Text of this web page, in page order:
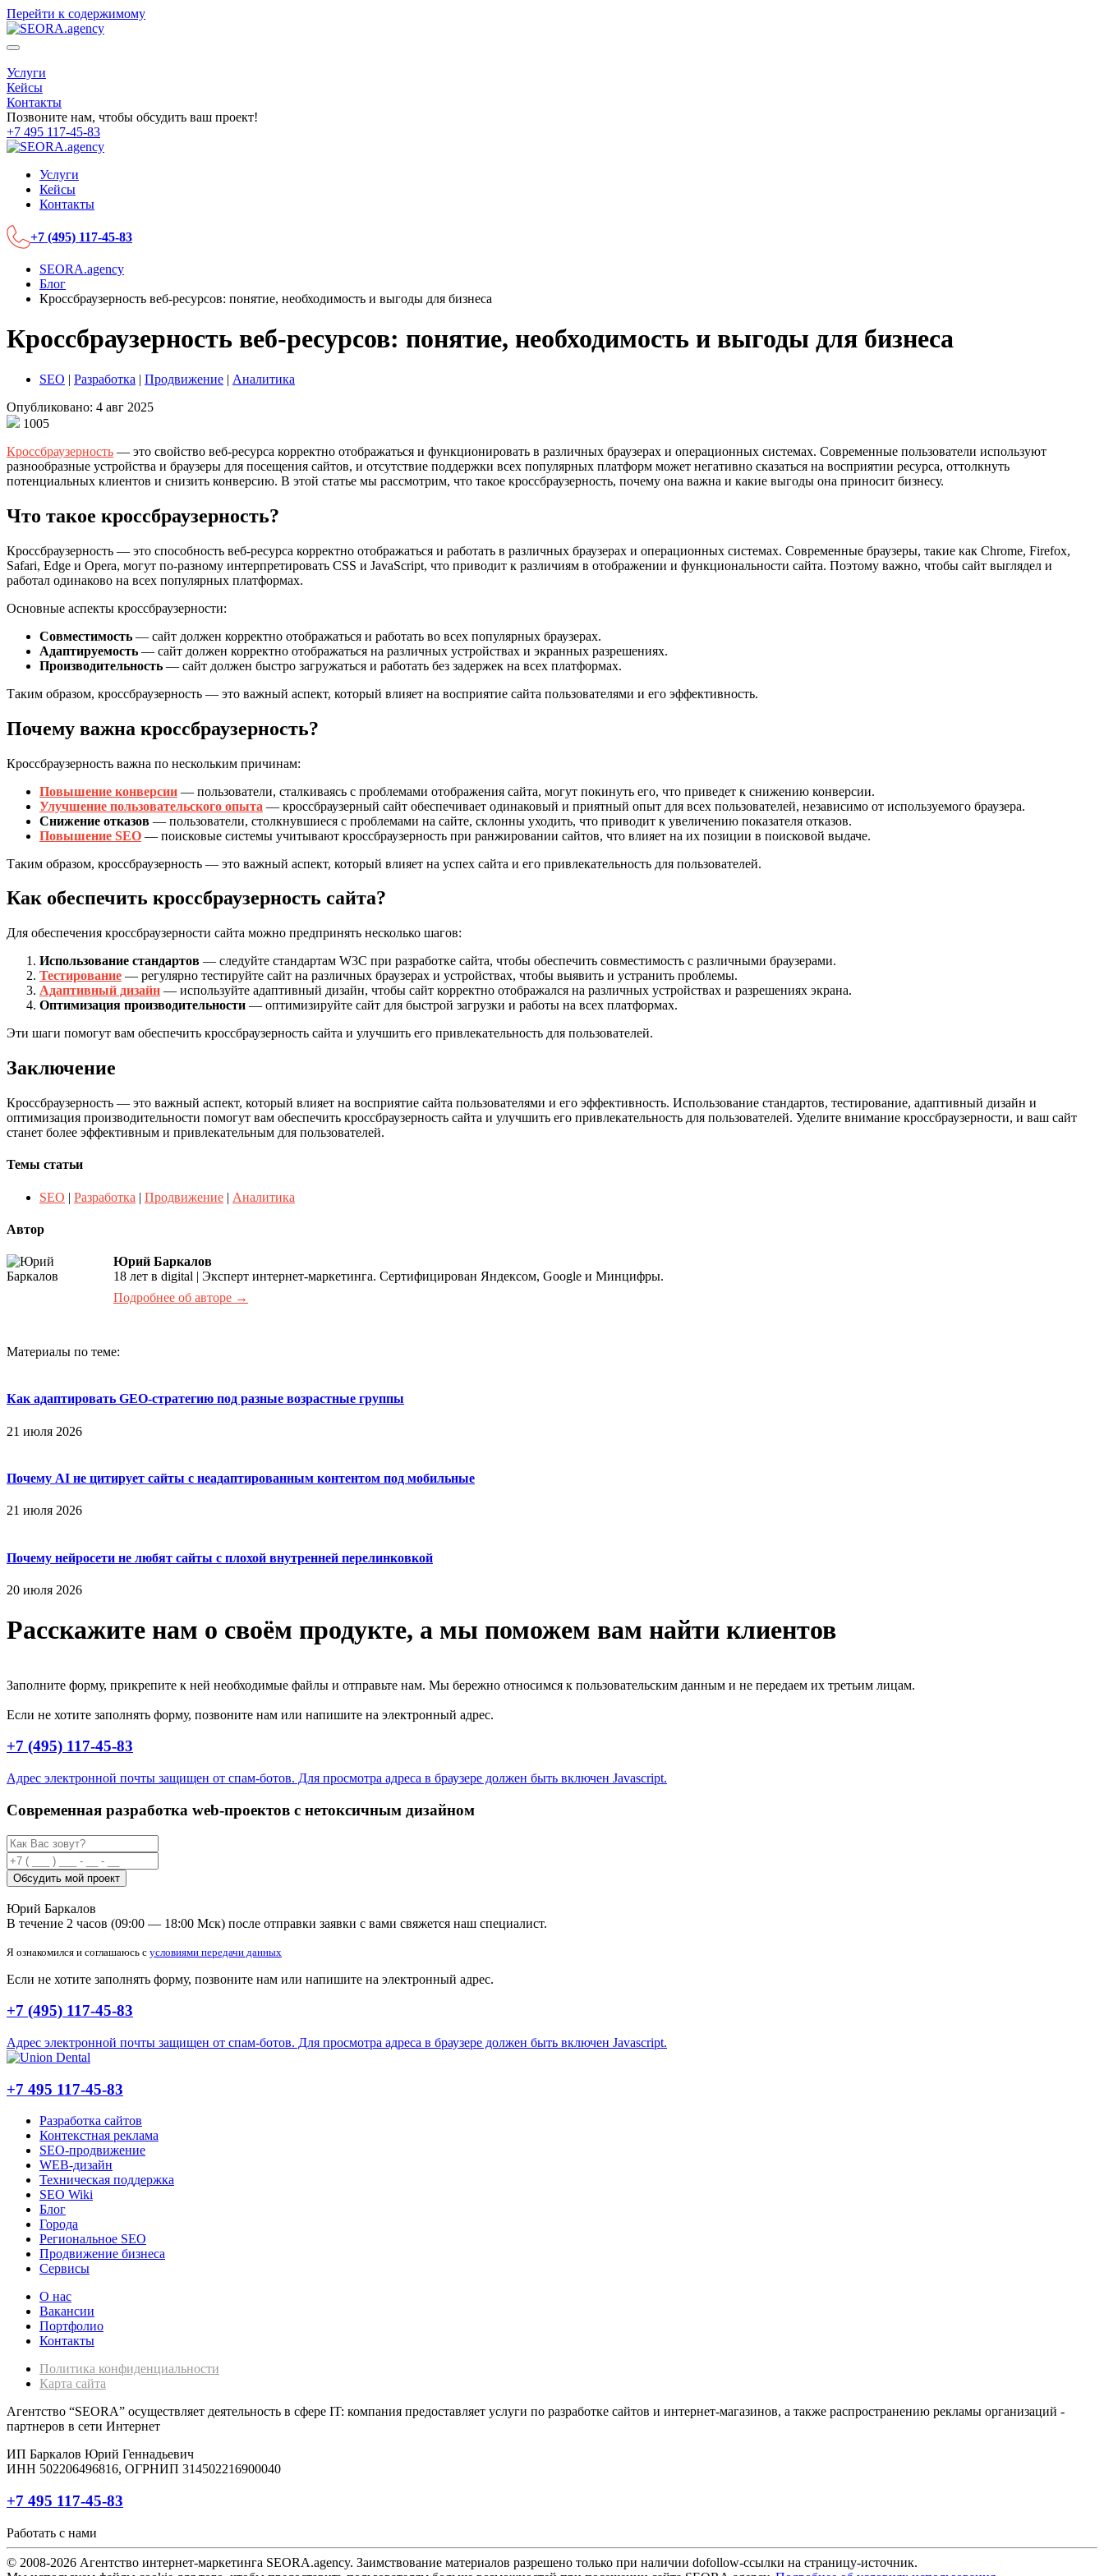
Перейти к содержимому
Услуги
Кейсы
Контакты
Позвоните нам, чтобы обсудить ваш проект!
+7 495 117-45-83
Услуги
Кейсы
Контакты
+7 (495) 117-45-83
SEORA.agency
Блог
Кроссбраузерность веб-ресурсов: понятие, необходимость и выгоды для бизнеса
Кроссбраузерность веб-ресурсов: понятие, необходимость и выгоды для бизнеса
SEO | Разработка | Продвижение | Аналитика
Опубликовано: 4 авг 2025
1005
Кроссбраузерность — это свойство веб-ресурса корректно отображаться и функционировать в различных браузерах и операционных системах. Современные пользователи используют
разнообразные устройства и браузеры для посещения сайтов, и отсутствие поддержки всех популярных платформ может негативно сказаться на восприятии ресурса, оттолкнуть
потенциальных клиентов и снизить конверсию. В этой статье мы рассмотрим, что такое кроссбраузерность, почему она важна и какие выгоды она приносит бизнесу.
Что такое кроссбраузерность?
Кроссбраузерность — это способность веб-ресурса корректно отображаться и работать в различных браузерах и операционных системах. Современные браузеры, такие как Chrome, Firefox,
Safari, Edge и Opera, могут по-разному интерпретировать CSS и JavaScript, что приводит к различиям в отображении и функциональности сайта. Поэтому важно, чтобы сайт выглядел и
работал одинаково на всех популярных платформах.
Основные аспекты кроссбраузерности:
Совместимость — сайт должен корректно отображаться и работать во всех популярных браузерах.
Адаптируемость — сайт должен корректно отображаться на различных устройствах и экранных разрешениях.
Производительность — сайт должен быстро загружаться и работать без задержек на всех платформах.
Таким образом, кроссбраузерность — это важный аспект, который влияет на восприятие сайта пользователями и его эффективность.
Почему важна кроссбраузерность?
Кроссбраузерность важна по нескольким причинам:
Повышение конверсии — пользователи, сталкиваясь с проблемами отображения сайта, могут покинуть его, что приведет к снижению конверсии.
Улучшение пользовательского опыта — кроссбраузерный сайт обеспечивает одинаковый и приятный опыт для всех пользователей, независимо от используемого браузера.
Снижение отказов — пользователи, столкнувшиеся с проблемами на сайте, склонны уходить, что приводит к увеличению показателя отказов.
Повышение SEO — поисковые системы учитывают кроссбраузерность при ранжировании сайтов, что влияет на их позиции в поисковой выдаче.
Таким образом, кроссбраузерность — это важный аспект, который влияет на успех сайта и его привлекательность для пользователей.
Как обеспечить кроссбраузерность сайта?
Для обеспечения кроссбраузерности сайта можно предпринять несколько шагов:
Использование стандартов — следуйте стандартам W3C при разработке сайта, чтобы обеспечить совместимость с различными браузерами.
Тестирование — регулярно тестируйте сайт на различных браузерах и устройствах, чтобы выявить и устранить проблемы.
Адаптивный дизайн — используйте адаптивный дизайн, чтобы сайт корректно отображался на различных устройствах и разрешениях экрана.
Оптимизация производительности — оптимизируйте сайт для быстрой загрузки и работы на всех платформах.
Эти шаги помогут вам обеспечить кроссбраузерность сайта и улучшить его привлекательность для пользователей.
Заключение
Кроссбраузерность — это важный аспект, который влияет на восприятие сайта пользователями и его эффективность. Использование стандартов, тестирование, адаптивный дизайн и
оптимизация производительности помогут вам обеспечить кроссбраузерность сайта и улучшить его привлекательность для пользователей. Уделите внимание кроссбраузерности, и ваш сайт
станет более эффективным и привлекательным для пользователей.
Темы статьи
SEO | Разработка | Продвижение | Аналитика
Автор
Юрий Баркалов
18 лет в digital | Эксперт интернет-маркетинга. Сертифицирован Яндексом, Google и Минцифры.
Подробнее об авторе →
Материалы по теме:
Как адаптировать GEO-стратегию под разные возрастные группы
21 июля 2026
Почему AI не цитирует сайты с неадаптированным контентом под мобильные
21 июля 2026
Почему нейросети не любят сайты с плохой внутренней перелинковкой
20 июля 2026
Расскажите нам о своём продукте, а мы поможем вам найти клиентов
Заполните форму, прикрепите к ней необходимые файлы и отправьте нам. Мы бережно относимся к пользовательским данным и не передаем их третьим лицам.
Если не хотите заполнять форму, позвоните нам или напишите на электронный адрес.
+7 (495) 117-45-83
Адрес электронной почты защищен от спам-ботов. Для просмотра адреса в браузере должен быть включен Javascript.
Современная разработка web-проектов с нетоксичным дизайном
Обсудить мой проект
Юрий Баркалов
В течение 2 часов (09:00 — 18:00 Мск) после отправки заявки с вами свяжется наш специалист.
Я ознакомился и соглашаюсь с условиями передачи данных
Если не хотите заполнять форму, позвоните нам или напишите на электронный адрес.
+7 (495) 117-45-83
Адрес электронной почты защищен от спам-ботов. Для просмотра адреса в браузере должен быть включен Javascript.
+7 495 117-45-83
Разработка сайтов
Контекстная реклама
SEO-продвижение
WEB-дизайн
Техническая поддержка
SEO Wiki
Блог
Города
Региональное SEO
Продвижение бизнеса
Сервисы
О нас
Вакансии
Портфолио
Контакты
Политика конфиденциальности
Карта сайта
Агентство “SEORA” осуществляет деятельность в сфере IT: компания предоставляет услуги по разработке сайтов и интернет-магазинов, а также распространению рекламы организаций -
партнеров в сети Интернет
ИП Баркалов Юрий Геннадьевич
ИНН 502206496816, ОГРНИП 314502216900040
+7 495 117-45-83
Работать с нами
© 2008-2026 Агентство интернет-маркетинга SEORA.agency. Заимствование материалов разрешено только при наличии dofollow-ссылки на страницу-источник.